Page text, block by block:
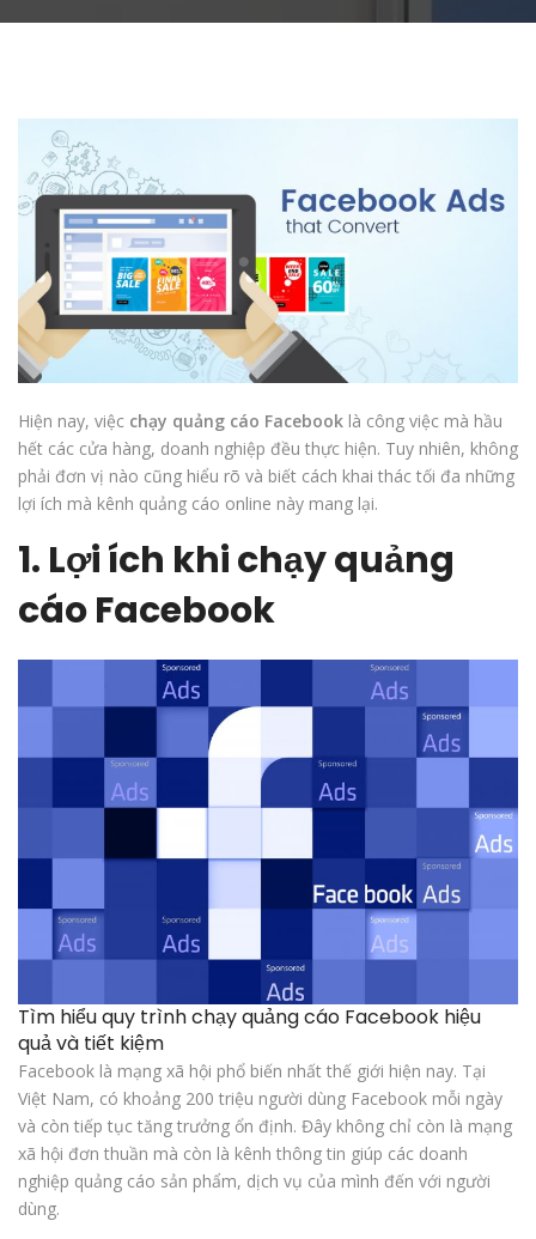
Hiện nay, việc chạy quảng cáo Facebook là công việc mà hầu
hết các cửa hàng, doanh nghiệp đều thực hiện. Tuy nhiên, không
phải đơn vị nào cũng hiểu rõ và biết cách khai thác tối đa những
lợi ích mà kênh quảng cáo online này mang lại.
1. Lợi ích khi chạy quảng
cáo Facebook
Tìm hiểu quy trình chạy quảng cáo Facebook hiệu
quả và tiết kiệm
Facebook là mạng xã hội phổ biến nhất thế giới hiện nay. Tại
Việt Nam, có khoảng 200 triệu người dùng Facebook mỗi ngày
và còn tiếp tục tăng trưởng ổn định. Đây không chỉ còn là mạng
xã hội đơn thuần mà còn là kênh thông tin giúp các doanh
nghiệp quảng cáo sản phẩm, dịch vụ của mình đến với người
dùng.